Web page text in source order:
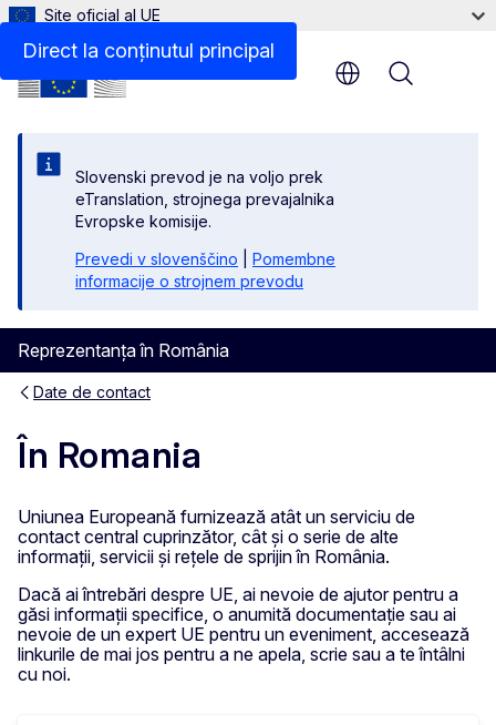
Direct la conținutul principal
Site oficial al UE
Slovenski prevod je na voljo prek
eTranslation, strojnega prevajalnika
Evropske komisije.
Prevedi v slovenščino
Pomembne
informacije o strojnem prevodu
Reprezentanța în România
Menu
Date de contact
În Romania
Uniunea Europeană furnizează atât un serviciu de
contact central cuprinzător, cât și o serie de alte
informații, servicii și rețele de sprijin în România.
Dacă ai întrebări despre UE, ai nevoie de ajutor pentru a
găsi informații specifice, o anumită documentație sau ai
nevoie de un expert UE pentru un eveniment, accesează
linkurile de mai jos pentru a ne apela, scrie sau a te întâlni
cu noi.